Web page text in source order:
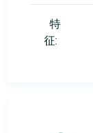
特
征: